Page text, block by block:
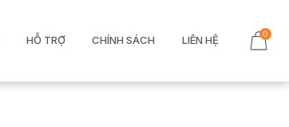
HỖ TRỢ CHÍNH SÁCH LIÊN HỆ 0